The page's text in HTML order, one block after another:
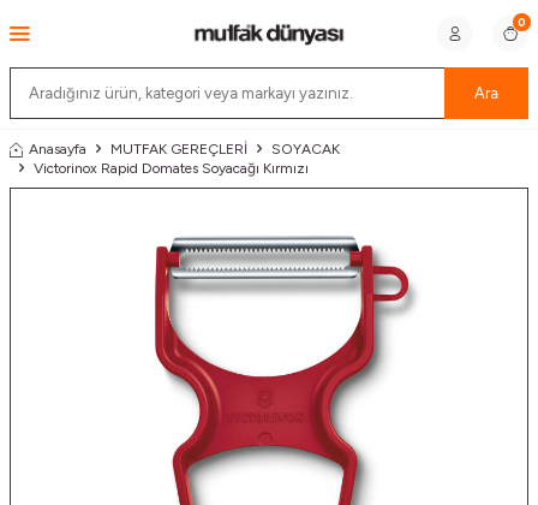
Ara
0
Anasayfa MUTFAK GEREÇLERİ
SOYACAK
Victorinox Rapid Domates Soyacağı Kırmızı